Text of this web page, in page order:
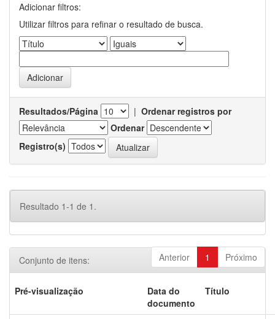
Adicionar filtros:
Utilizar filtros para refinar o resultado de busca.
Resultados/Página | Ordenar registros por
Ordenar
Registro(s)
Resultado 1-1 de 1.
Anterior 1 Próximo
Conjunto de itens:
Pré-visualização
Data do
documento
Título